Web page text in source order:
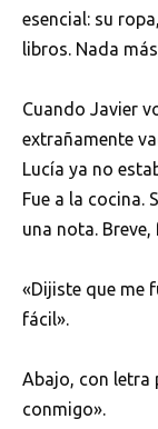
esencial: su
libros. Nada
Cuando Javier
extrañamente
Lucía ya no
Fue a la cocina.
una nota. Breve,
«Dijiste que me
fácil».
Abajo, con letra
conmigo».